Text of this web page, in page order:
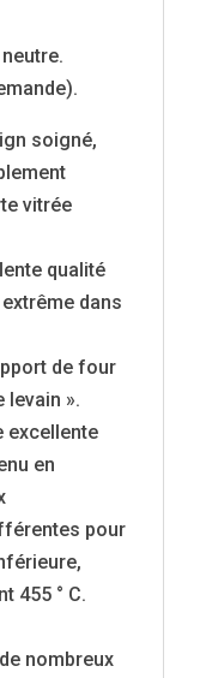
soigné,
vitrée
qualité
dans
de four
levain ».
excellente
en
pour
455 ° C.
nombreux